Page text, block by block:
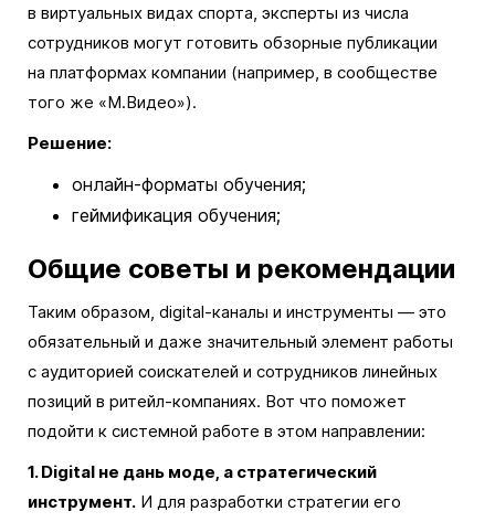
в виртуальных видах спорта, эксперты из числа
сотрудников могут готовить обзорные публикации
на платформах компании (например, в сообществе
того же «М.Видео»).
Решение:
онлайн-форматы обучения;
геймификация обучения;
Общие советы и рекомендации
Таким образом, digital-каналы и инструменты — это
обязательный и даже значительный элемент работы
с аудиторией соискателей и сотрудников линейных
позиций в ритейл-компаниях. Вот что поможет
подойти к системной работе в этом направлении:
1. Digital не дань моде, а стратегический
инструмент. И для разработки стратегии его